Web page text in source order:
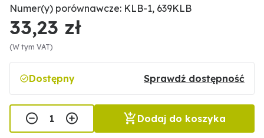
Numer(y) porównawcze: KLB-1, 639KLB
33,23 zł
(W tym VAT)
Dostępny Sprawdź dostępność
Dodaj do koszyka